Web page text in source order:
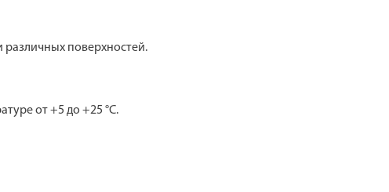
поверхностей.
от +5 до +25 °С.